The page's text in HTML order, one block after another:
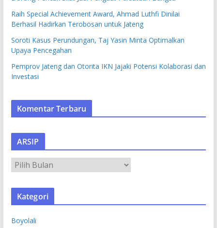
Raih Special Achievement Award, Ahmad Luthfi Dinilai
Berhasil Hadirkan Terobosan untuk Jateng
Soroti Kasus Perundungan, Taj Yasin Minta Optimalkan
Upaya Pencegahan
Pemprov Jateng dan Otorita IKN Jajaki Potensi Kolaborasi dan
Investasi
Komentar Terbaru
ARSIP
R
S
Kategori
Boyolali